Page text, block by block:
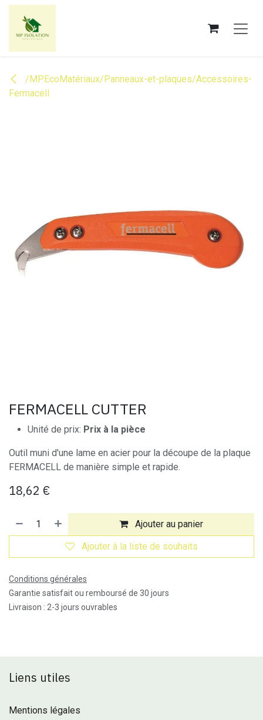
Se rendre au contenu
/MPEcoMatériaux/Panneaux-et-plaques/Accessoires-
Fermacell
FERMACELL CUTTER
Unité de prix: Prix à la pièce
Outil muni d'une lame en acier pour la découpe de la plaque
FERMACELL de manière simple et rapide.
18,62 €
Ajouter au panier
Ajouter à la liste de souhaits
Conditions générales
Garantie satisfait ou remboursé de 30 jours
Livraison : 2-3 jours ouvrables
Liens utiles
Mentions légales